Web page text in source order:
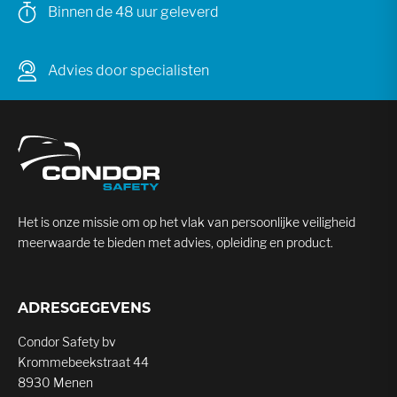
twee rolletjes die voorkomen dat de scherpe tanden
vocht en zaagsel afvoert.
hooggelegeerd staal met nikkel coating,
grove MIRAI-ME vertanding (6,5-5,5 tanden per
niet-gezette tanden
kerf: 1,7mm.
Onderhoud en opslag:
Binnen de 48 uur geleverd
Advies door specialisten
Het is onze missie om op het vlak van persoonlijke veiligheid
meerwaarde te bieden met advies, opleiding en product.
ADRESGEGEVENS
Condor Safety bv
Krommebeekstraat 44
8930 Menen